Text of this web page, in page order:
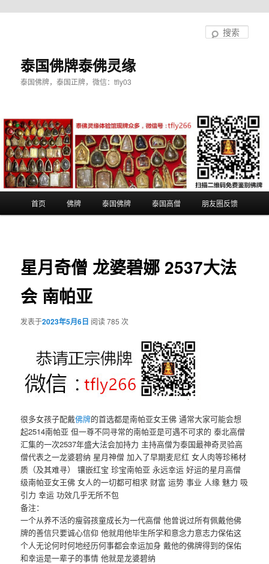
泰国佛牌泰佛灵缘
泰国佛牌，泰国正牌，微信：tfly03
首页 佛牌 泰国佛牌 泰国高僧 朋友圈反馈
星月奇僧 龙婆碧娜 2537大法
会 南帕亚
发表于2023年5月6日 阅读 785 次
很多女孩子配戴佛牌的首选都是南帕亚女王佛 通常大家可能会想
起2514南帕亚 但一尊不同寻常的南帕亚是可遇不可求的 泰北高僧
汇集的一次2537年盛大法会加持力 主持高僧为泰国最神奇灵验高
僧代表之一龙婆碧纳 星月神僧 加入了早期麦尼红 女人肉等珍稀材
质（及其难寻） 镶嵌红宝 珍宝南帕亚 永远幸运 好运的星月高僧
级南帕亚女王佛 女人的一切都可相求 财富 运势 事业 人缘 魅力 吸
引力 幸运 功效几乎无所不包
备注：
一个从养不活的瘦弱孩童成长为一代高僧 他曾说过所有佩戴他佛
牌的善信只要诚心信仰 他就用他毕生所学和意念力意志力保佑这
个人无论何时何地经历何事都会幸运加身 戴他的佛牌得到的保佑
和幸运是一辈子的事情 他就是龙婆碧纳